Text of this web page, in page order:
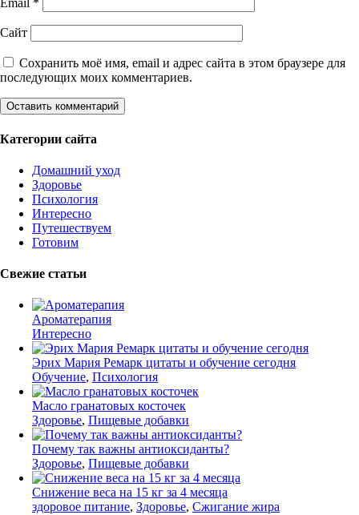
Email *
Сайт
Сохранить моё имя, email и адрес сайта в этом браузере для
последующих моих комментариев.
Категории сайта
Домашний уход
Здоровье
Психология
Интересно
Путешествуем
Готовим
Свежие статьи
Ароматерапия
Интересно
Эрих Мария Ремарк цитаты и обучение сегодня
Обучение, Психология
Масло гранатовых косточек
Здоровье, Пищевые добавки
Почему так важны антиоксиданты?
Здоровье, Пищевые добавки
Снижение веса на 15 кг за 4 месяца
здоровое питание, Здоровье, Сжигание жира